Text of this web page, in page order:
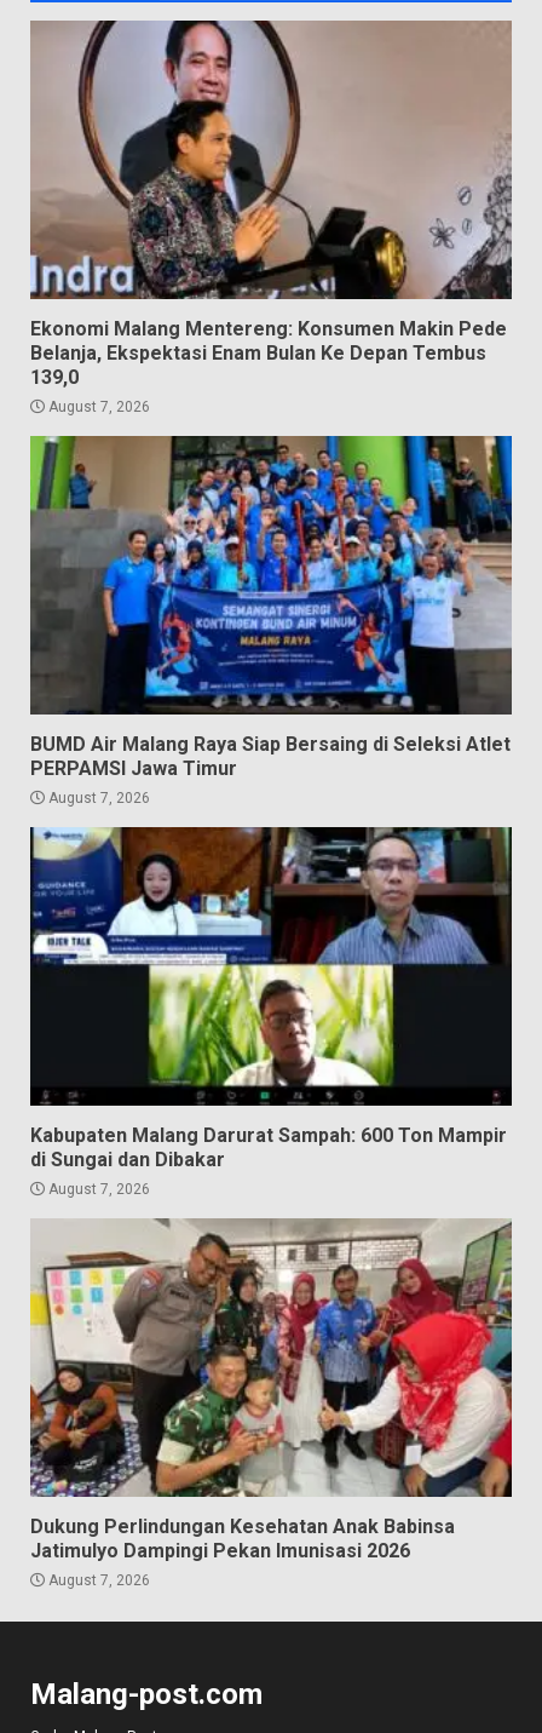
Ekonomi Malang Mentereng: Konsumen Makin Pede
Belanja, Ekspektasi Enam Bulan Ke Depan Tembus
139,0
August 7, 2026
BUMD Air Malang Raya Siap Bersaing di Seleksi Atlet
PERPAMSI Jawa Timur
August 7, 2026
Kabupaten Malang Darurat Sampah: 600 Ton Mampir
di Sungai dan Dibakar
August 7, 2026
Dukung Perlindungan Kesehatan Anak Babinsa
Jatimulyo Dampingi Pekan Imunisasi 2026
August 7, 2026
Malang-post.com